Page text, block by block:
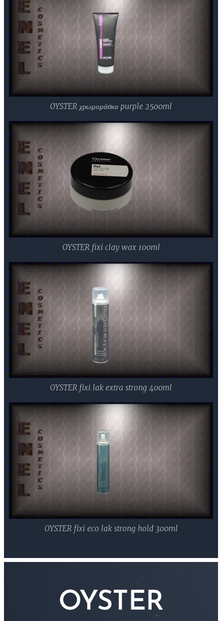
OYSTER χρωμομάσκα purple 2500ml
OYSTER fixi clay wax 100ml
OYSTER fixi lak extra strong 400ml
OYSTER fixi eco lak strong hold 300ml
OYSTER